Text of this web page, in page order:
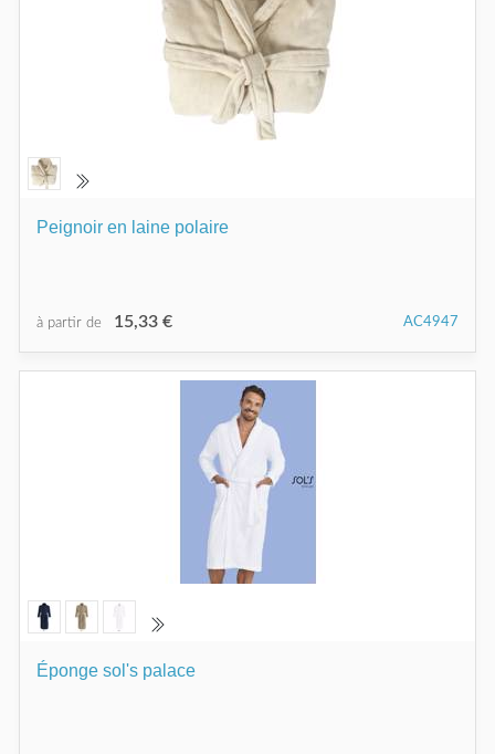
Peignoir en laine polaire
à partir de 15,33 € AC4947
Éponge sol's palace